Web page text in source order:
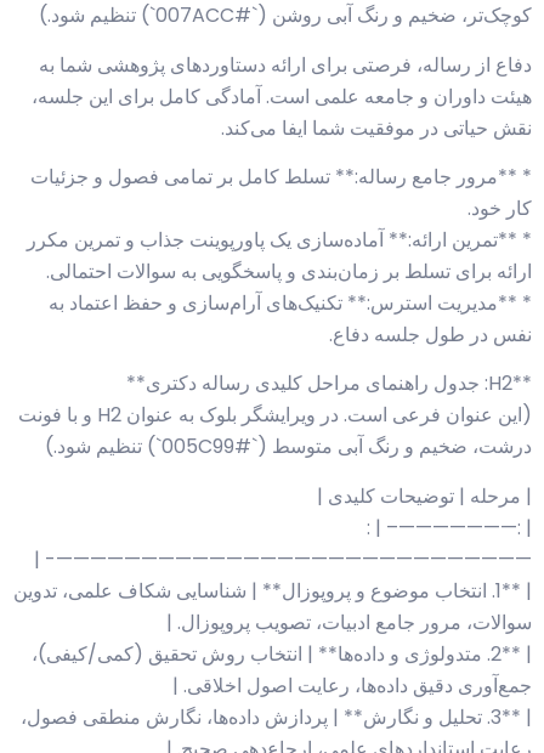
کوچک‌تر، ضخیم و رنگ آبی روشن (`#007ACC`) تنظیم شود.)
دفاع از رساله، فرصتی برای ارائه دستاوردهای پژوهشی شما به
هیئت داوران و جامعه علمی است. آمادگی کامل برای این جلسه،
نقش حیاتی در موفقیت شما ایفا می‌کند.
* **مرور جامع رساله:** تسلط کامل بر تمامی فصول و جزئیات
کار خود.
* **تمرین ارائه:** آماده‌سازی یک پاورپوینت جذاب و تمرین مکرر
ارائه برای تسلط بر زمان‌بندی و پاسخگویی به سوالات احتمالی.
* **مدیریت استرس:** تکنیک‌های آرام‌سازی و حفظ اعتماد به
نفس در طول جلسه دفاع.
**H2: جدول راهنمای مراحل کلیدی رساله دکتری**
(این عنوان فرعی است. در ویرایشگر بلوک به عنوان H2 و با فونت
درشت، ضخیم و رنگ آبی متوسط (`#005C99`) تنظیم شود.)
| مرحله | توضیحات کلیدی |
| :———————– | :
————————————————————————————- |
| **1. انتخاب موضوع و پروپوزال** | شناسایی شکاف علمی، تدوین
سوالات، مرور جامع ادبیات، تصویب پروپوزال. |
| **2. متدولوژی و داده‌ها** | انتخاب روش تحقیق (کمی/کیفی)،
جمع‌آوری دقیق داده‌ها، رعایت اصول اخلاقی. |
| **3. تحلیل و نگارش** | پردازش داده‌ها، نگارش منطقی فصول،